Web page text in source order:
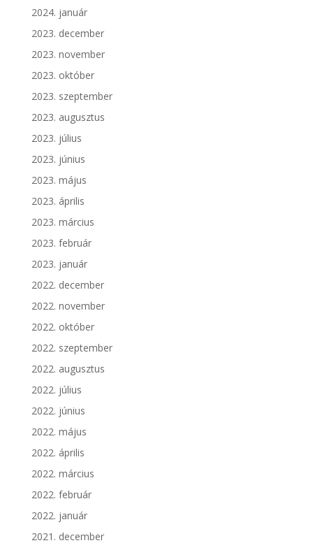
2024. január
2023. december
2023. november
2023. október
2023. szeptember
2023. augusztus
2023. július
2023. június
2023. május
2023. április
2023. március
2023. február
2023. január
2022. december
2022. november
2022. október
2022. szeptember
2022. augusztus
2022. július
2022. június
2022. május
2022. április
2022. március
2022. február
2022. január
2021. december